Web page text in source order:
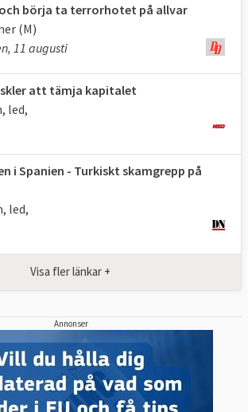
börja ta terrorhotet på allvar
(M)
11 augusti
att tämja kapitalet
led,
i Spanien - Turkiskt skamgrepp på
led,
Visa fler länkar +
Annonser